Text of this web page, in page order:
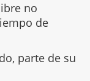
no
de
parte de su